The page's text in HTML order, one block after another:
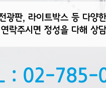
광판, 라이트박스 등 다양
연락주시면 정성을 다해 상
: 02-785-